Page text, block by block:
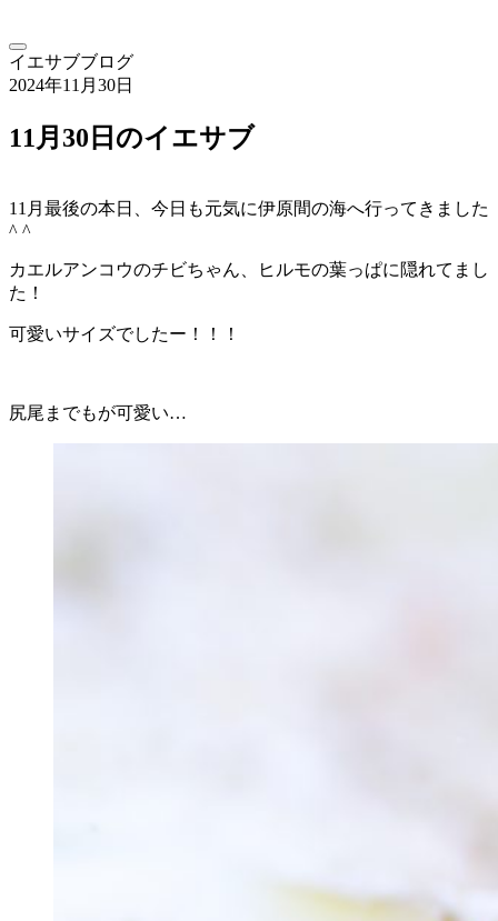
イエサブブログ
2024年11月30日
11月30日のイエサブ
11月最後の本日、今日も元気に伊原間の海へ行ってきました
^ ^
カエルアンコウのチビちゃん、ヒルモの葉っぱに隠れてまし
た！
可愛いサイズでしたー！！！
尻尾までもが可愛い…